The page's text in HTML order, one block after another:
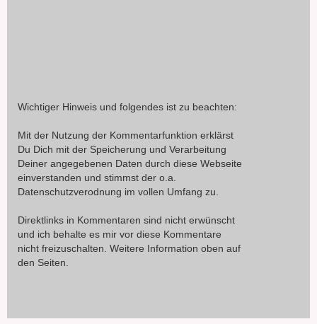
Wichtiger Hinweis und folgendes ist zu beachten:
Mit der Nutzung der Kommentarfunktion erklärst
Du Dich mit der Speicherung und Verarbeitung
Deiner angegebenen Daten durch diese Webseite
einverstanden und stimmst der o.a.
Datenschutzverodnung im vollen Umfang zu.
Direktlinks in Kommentaren sind nicht erwünscht
und ich behalte es mir vor diese Kommentare
nicht freizuschalten. Weitere Information oben auf
den Seiten.